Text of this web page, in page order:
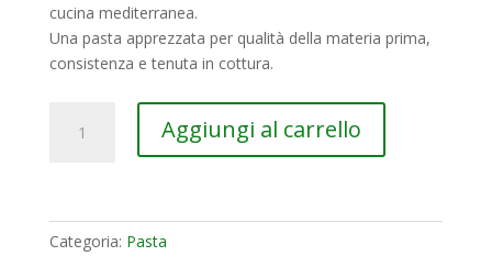
cucina mediterranea.
Una pasta apprezzata per qualità della materia prima,
consistenza e tenuta in cottura.
Aggiungi al carrello
Categoria: Pasta